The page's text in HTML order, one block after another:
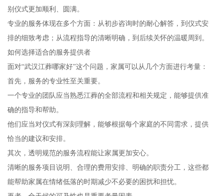
别仪式更加顺利、圆满。
专业的服务体现在多个方面：从初步咨询时的耐心解答，到仪式安
排的细致考虑；从流程指导的清晰明确，到后续关怀的温暖周到。
如何选择适合的服务提供者
面对“武汉江葬哪家好”这个问题，家属可以从几个方面进行考量：
首先，服务的专业性至关重要。
一个专业的团队应当熟悉江葬的全部流程和相关规定，能够提供准
确的指导和帮助。
他们应当对仪式有深刻理解，能够根据每个家庭的不同需求，提供
恰当的建议和安排。
其次，透明规范的服务流程能让家属更加安心。
清晰的服务项目说明、合理的费用安排、明确的职责分工，这些都
能帮助家属在情绪低落的时期减少不必要的困扰和担忧。